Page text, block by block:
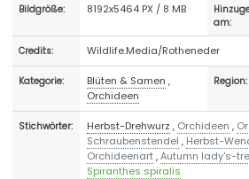
Bildgröße: 8192x5464 PX / 8 MB
am:
Credits: Wildlife.Media/Rotheneder
Kategorie: Blüten & Samen ,
Orchideen
Region:
Stichwörter: Herbst-Drehwurz , Orchideen ,
Schraubenstendel , Herbst-
Orchideenart,Autumn lady's-
Spiranthes spiralis